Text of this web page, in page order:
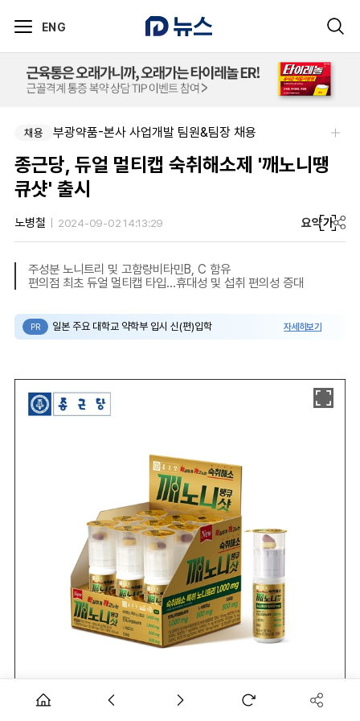
ENG
채용 부광약품-본사 사업개발 팀원&팀장 채용
종근당, 듀얼 멀티캡 숙취해소제 '깨노니땡
큐샷' 출시
노병철 2024-09-02 14:13:29 요약가
주성분 노니트리 및 고함량비타민B, C 함유
편의점 최초 듀얼 멀티캡 타입…휴대성 및 섭취 편의성 증대
PR 일본 주요 대학교 약학부 입시 신(편)입학 자세히보기